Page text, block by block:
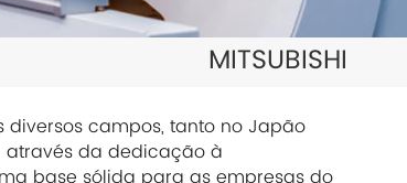
한국의
Tiếng Việt
MITSUBISHI
diversos campos, tanto no Japão
através da dedicação à